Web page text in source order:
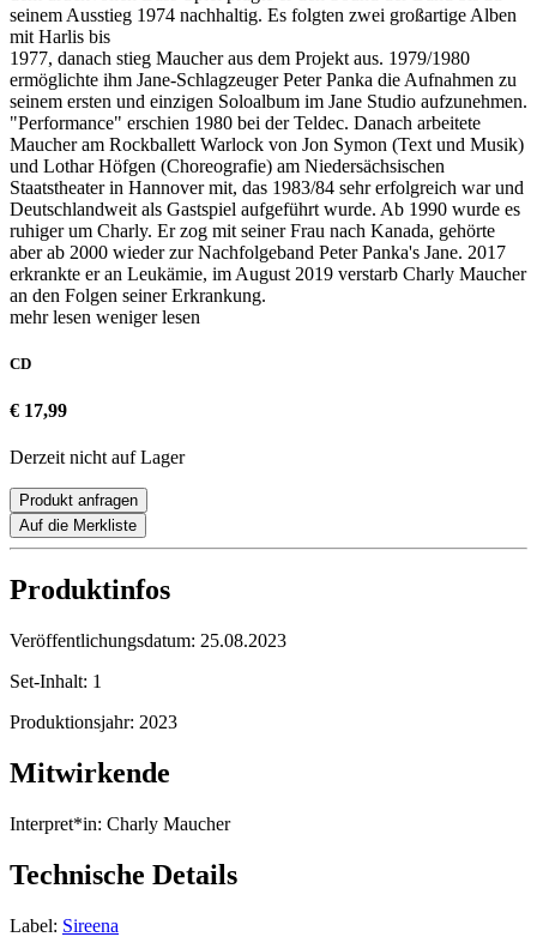
seinem Ausstieg 1974 nachhaltig. Es folgten zwei großartige Alben
mit Harlis bis
1977, danach stieg Maucher aus dem Projekt aus. 1979/1980
ermöglichte ihm Jane-Schlagzeuger Peter Panka die Aufnahmen zu
seinem ersten und einzigen Soloalbum im Jane Studio aufzunehmen.
"Performance" erschien 1980 bei der Teldec. Danach arbeitete
Maucher am Rockballett Warlock von Jon Symon (Text und Musik)
und Lothar Höfgen (Choreografie) am Niedersächsischen
Staatstheater in Hannover mit, das 1983/84 sehr erfolgreich war und
Deutschlandweit als Gastspiel aufgeführt wurde. Ab 1990 wurde es
ruhiger um Charly. Er zog mit seiner Frau nach Kanada, gehörte
aber ab 2000 wieder zur Nachfolgeband Peter Panka's Jane. 2017
erkrankte er an Leukämie, im August 2019 verstarb Charly Maucher
an den Folgen seiner Erkrankung.
mehr lesen weniger lesen
CD
€ 17,99
Derzeit nicht auf Lager
Produkt anfragen
Auf die Merkliste
Produktinfos
Veröffentlichungsdatum: 25.08.2023
Set-Inhalt: 1
Produktionsjahr: 2023
Mitwirkende
Interpret*in: Charly Maucher
Technische Details
Label: Sireena